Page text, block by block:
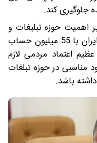
جلوگیری کند.
اهمیت حوزه تبلیغات و
اطلاع رسانی، اذعان کرد: بانک ملی ایران با 55 میلیون حساب
اعتماد مردمی لازم
مناسبی در حوزه تبلغات
باشد.